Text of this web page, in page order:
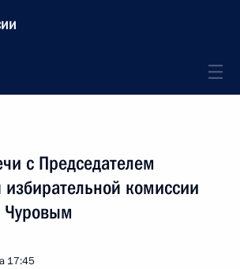
с Председателем
комиссии
17:45